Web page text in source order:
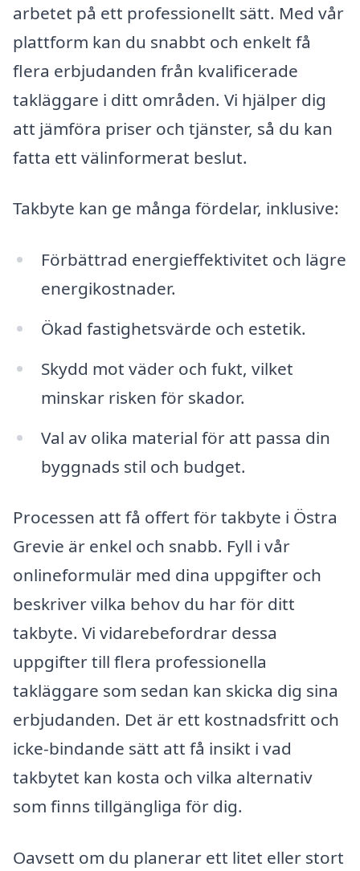
arbetet på ett professionellt sätt. Med vår
plattform kan du snabbt och enkelt få
flera erbjudanden från kvalificerade
takläggare i ditt områden. Vi hjälper dig
att jämföra priser och tjänster, så du kan
fatta ett välinformerat beslut.
Takbyte kan ge många fördelar, inklusive:
Förbättrad energieffektivitet och lägre
energikostnader.
Ökad fastighetsvärde och estetik.
Skydd mot väder och fukt, vilket
minskar risken för skador.
Val av olika material för att passa din
byggnads stil och budget.
Processen att få offert för takbyte i Östra
Grevie är enkel och snabb. Fyll i vår
onlineformulär med dina uppgifter och
beskriver vilka behov du har för ditt
takbyte. Vi vidarebefordrar dessa
uppgifter till flera professionella
takläggare som sedan kan skicka dig sina
erbjudanden. Det är ett kostnadsfritt och
icke-bindande sätt att få insikt i vad
takbytet kan kosta och vilka alternativ
som finns tillgängliga för dig.
Oavsett om du planerar ett litet eller stort